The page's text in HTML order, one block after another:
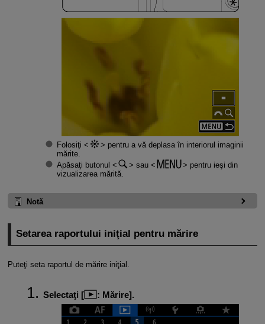
Folosiţi
pentru a vă deplasa în interiorul imaginii
mărite.
Apăsaţi butonul
sau
pentru ieşi din
vizualizarea mărită.
Notă
Setarea raportului iniţial pentru mărire
Puteţi seta raportul de mărire iniţial.
Selectaţi [ : Mărire].